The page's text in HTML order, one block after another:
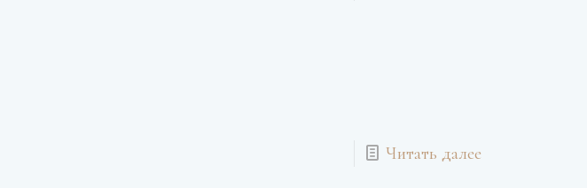
Читать далее